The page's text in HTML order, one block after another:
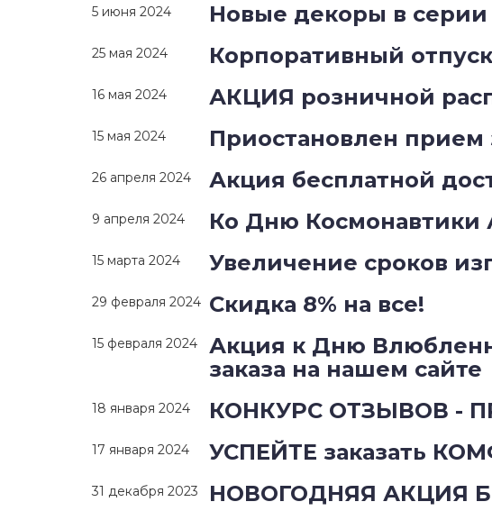
5 июня 2024 Новые декоры в
25 мая 2024 Корпоративный
16 мая 2024 АКЦИЯ розничной
15 мая 2024 Приостановлен прием
26 апреля 2024 Акция бесплатной
9 апреля 2024 Ко Дню Космонавтики
15 марта 2024 Увеличение сроков
29 февраля 2024 Скидка 8% на все!
15 февраля 2024
Акция к Дню
заказа на нашем сайте
18 января 2024 КОНКУРС ОТЗЫВОВ -
17 января 2024 УСПЕЙТЕ заказать
31 декабря 2023 НОВОГОДНЯЯ АКЦИЯ